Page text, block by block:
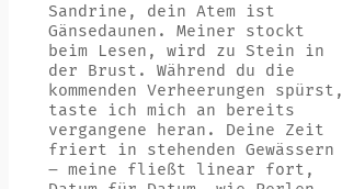
Sandrine, dein Atem ist
Gänsedaunen. Meiner stockt
beim Lesen, wird zu Stein in
der Brust. Während du die
kommenden Verheerungen spürst,
taste ich mich an bereits
vergangene heran. Deine Zeit
friert in stehenden Gewässern
– meine fließt linear fort,